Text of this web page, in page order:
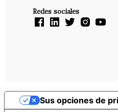
Redes sociales
Sus opciones de